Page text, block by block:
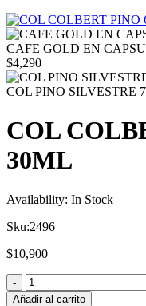
CAFE GOLD EN
$4,290
COL PINO SILVESTRE
COL
30ML
Availability: In Stock
Sku:2496
$10,900
Añadir al carrito